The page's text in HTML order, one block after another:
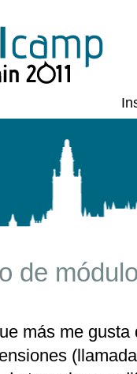
de
más me gusta